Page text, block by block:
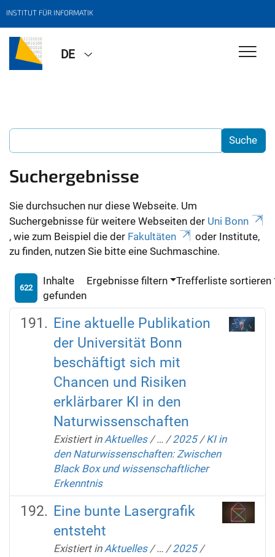
INSTITUT FÜR INFORMATIK
DE
Suchergebnisse
Sie durchsuchen nur diese Webseite. Um
Suchergebnisse für weitere Webseiten der Uni Bonn
, wie zum Beispiel die der Fakultäten
oder Institute,
zu finden, nutzen Sie bitte eine Suchmaschine.
622
Inhalte
gefunden
Ergebnisse filtern Trefferliste sortieren
Eine aktuelle Publikation
der Universität Bonn
beschäftigt sich mit
Chancen und Risiken
erklärbarer KI in den
Naturwissenschaften
Existiert in Aktuelles /… /2025 /KI in
den Naturwissenschaften: Zwischen
Black Box und wissenschaftlicher
Erkenntnis
Eine bunte Lasergrafik
entsteht
Existiert in Aktuelles /… /2025 /